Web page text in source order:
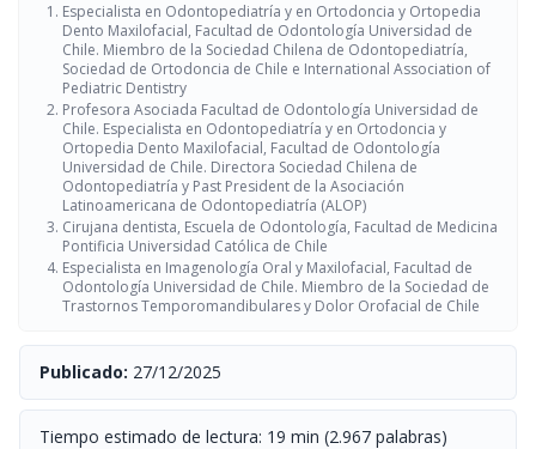
Especialista en Odontopediatría y en Ortodoncia y Ortopedia
Dento Maxilofacial, Facultad de Odontología Universidad de
Chile. Miembro de la Sociedad Chilena de Odontopediatría,
Sociedad de Ortodoncia de Chile e International Association of
Pediatric Dentistry
Profesora Asociada Facultad de Odontología Universidad de
Chile. Especialista en Odontopediatría y en Ortodoncia y
Ortopedia Dento Maxilofacial, Facultad de Odontología
Universidad de Chile. Directora Sociedad Chilena de
Odontopediatría y Past President de la Asociación
Latinoamericana de Odontopediatría (ALOP)
Cirujana dentista, Escuela de Odontología, Facultad de Medicina
Pontificia Universidad Católica de Chile
Especialista en Imagenología Oral y Maxilofacial, Facultad de
Odontología Universidad de Chile. Miembro de la Sociedad de
Trastornos Temporomandibulares y Dolor Orofacial de Chile
Publicado: 27/12/2025
Tiempo estimado de lectura: 19 min (2.967 palabras)